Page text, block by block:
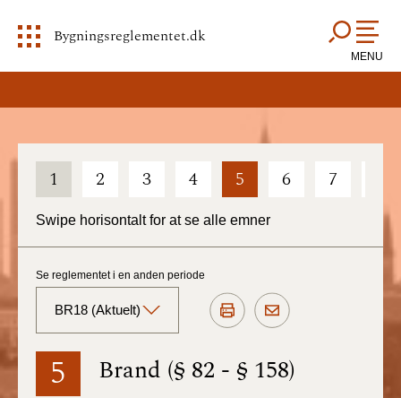
Bygningsreglementet.dk
MENU
1 2 3 4 5 6 7
Swipe horisontalt for at se alle emner
5 Brand (§ 82 - § 158)
Se reglementet i en anden periode
BR18 (Aktuelt)
BR18 (Aktuelt)